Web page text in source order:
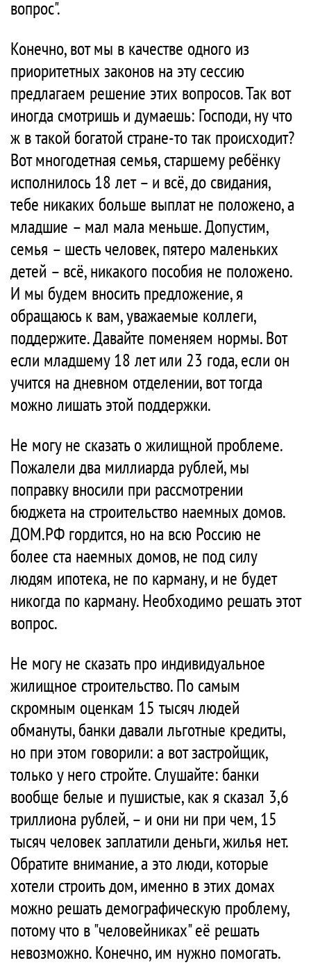
вопрос".
Конечно, вот мы в качестве одного из
приоритетных законов на эту сессию
предлагаем решение этих вопросов. Так вот
иногда смотришь и думаешь: Господи, ну что
ж в такой богатой стране-то так происходит?
Вот многодетная семья, старшему ребёнку
исполнилось 18 лет – и всё, до свидания,
тебе никаких больше выплат не положено, а
младшие – мал мала меньше. Допустим,
семья – шесть человек, пятеро маленьких
детей – всё, никакого пособия не положено.
И мы будем вносить предложение, я
обращаюсь к вам, уважаемые коллеги,
поддержите. Давайте поменяем нормы. Вот
если младшему 18 лет или 23 года, если он
учится на дневном отделении, вот тогда
можно лишать этой поддержки.
Не могу не сказать о жилищной проблеме.
Пожалели два миллиарда рублей, мы
поправку вносили при рассмотрении
бюджета на строительство наемных домов.
ДОМ.РФ гордится, но на всю Россию не
более ста наемных домов, не под силу
людям ипотека, не по карману, и не будет
никогда по карману. Необходимо решать этот
вопрос.
Не могу не сказать про индивидуальное
жилищное строительство. По самым
скромным оценкам 15 тысяч людей
обмануты, банки давали льготные кредиты,
но при этом говорили: а вот застройщик,
только у него стройте. Слушайте: банки
вообще белые и пушистые, как я сказал 3,6
триллиона рублей, – и они ни при чем, 15
тысяч человек заплатили деньги, жилья нет.
Обратите внимание, а это люди, которые
хотели строить дом, именно в этих домах
можно решать демографическую проблему,
потому что в "человейниках" её решать
невозможно. Конечно, им нужно помогать.